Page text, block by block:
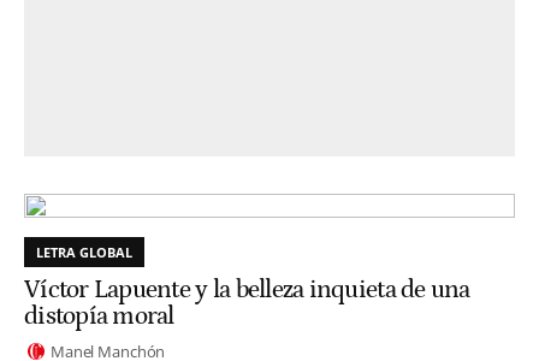
LETRA GLOBAL
Víctor Lapuente y la belleza inquieta de una
distopía moral
Manel Manchón